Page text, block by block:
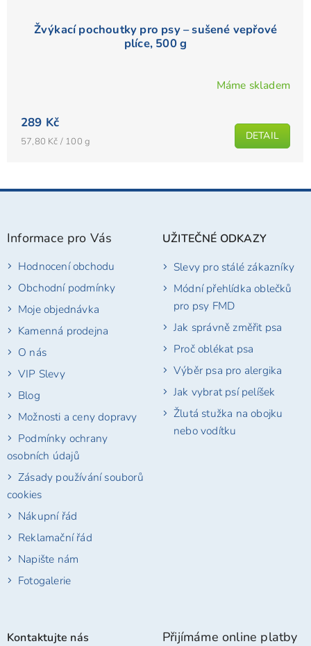
Žvýkací pochoutky pro psy – sušené vepřové
plíce, 500 g
produktu
je
5
Máme skladem
289 Kč
Měrná
57,80 Kč / 100 g DETAIL
Z
Informace pro Vás
Hodnocení obchodu
Obchodní podmínky
Moje objednávka
Kamenná prodejna
O nás
VIP Slevy
Blog
Možnosti a ceny dopravy
Podmínky ochrany
osobních údajů
Zásady používání souborů
cookies
Nákupní řád
Reklamační řád
Napište nám
Fotogalerie
UŽITEČNÉ ODKAZY
Slevy pro stálé zákazníky
Módní přehlídka oblečků
pro psy FMD
Jak správně změřit psa
Proč oblékat psa
Výběr psa pro alergika
Jak vybrat psí pelíšek
Žlutá stužka na obojku
nebo vodítku
Kontaktujte nás Přijímáme online platby